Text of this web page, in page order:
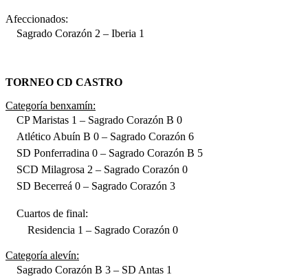
Afeccionados:
Sagrado Corazón 2 – Iberia 1
TORNEO CD CASTRO
Categoría benxamín:
CP Maristas 1 – Sagrado Corazón B 0
Atlético Abuín B 0 – Sagrado Corazón 6
SD Ponferradina 0 – Sagrado Corazón B 5
SCD Milagrosa 2 – Sagrado Corazón 0
SD Becerreá 0 – Sagrado Corazón 3
Cuartos de final:
Residencia 1 – Sagrado Corazón 0
Categoría alevín:
Sagrado Corazón B 3 – SD Antas 1